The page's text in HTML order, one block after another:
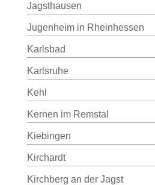
Jagsthausen
Jugenheim in Rheinhessen
Karlsbad
Karlsruhe
Kehl
Kernen im Remstal
Kiebingen
Kirchardt
Kirchberg an der Jagst